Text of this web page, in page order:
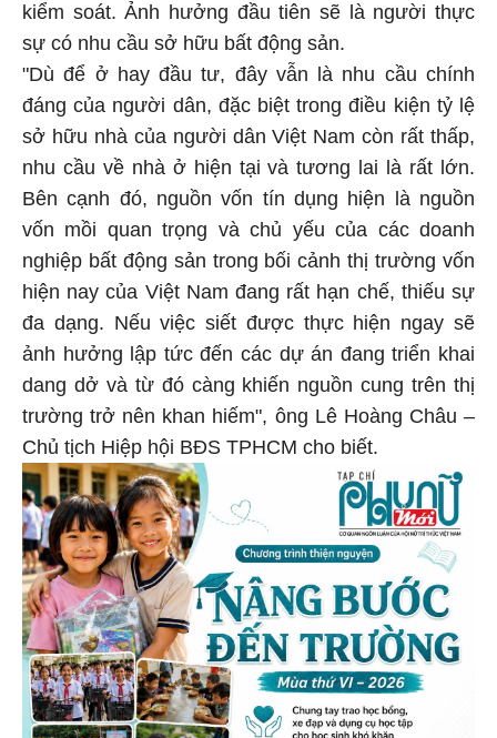
kiểm soát. Ảnh hưởng đầu tiên sẽ là người thực
sự có nhu cầu sở hữu bất động sản.
"Dù để ở hay đầu tư, đây vẫn là nhu cầu chính
đáng của người dân, đặc biệt trong điều kiện tỷ lệ
sở hữu nhà của người dân Việt Nam còn rất thấp,
nhu cầu về nhà ở hiện tại và tương lai là rất lớn.
Bên cạnh đó, nguồn vốn tín dụng hiện là nguồn
vốn mồi quan trọng và chủ yếu của các doanh
nghiệp bất động sản trong bối cảnh thị trường vốn
hiện nay của Việt Nam đang rất hạn chế, thiếu sự
đa dạng. Nếu việc siết được thực hiện ngay sẽ
ảnh hưởng lập tức đến các dự án đang triển khai
dang dở và từ đó càng khiến nguồn cung trên thị
trường trở nên khan hiếm", ông Lê Hoàng Châu –
Chủ tịch Hiệp hội BĐS TPHCM cho biết.